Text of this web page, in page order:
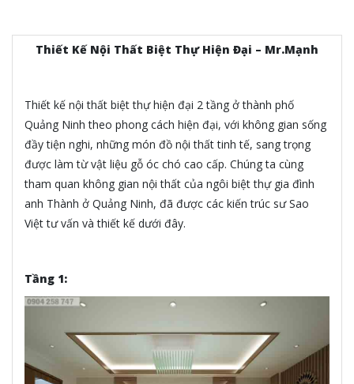
Thiết Kế Nội Thất Biệt Thự Hiện Đại – Mr.Mạnh
Thiết kế nội thất biệt thự hiện đại 2 tầng ở thành phố
Quảng Ninh theo phong cách hiện đại, với không gian sống
đầy tiện nghi, những món đồ nội thất tinh tế, sang trọng
được làm từ vật liệu gỗ óc chó cao cấp. Chúng ta cùng
tham quan không gian nội thất của ngôi biệt thự gia đình
anh Thành ở Quảng Ninh, đã được các kiến trúc sư Sao
Việt tư vấn và thiết kế dưới đây.
Tầng 1: